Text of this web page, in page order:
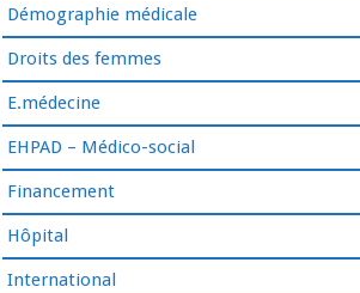
Démographie médicale
Droits des femmes
E.médecine
EHPAD – Médico-social
Financement
Hôpital
International